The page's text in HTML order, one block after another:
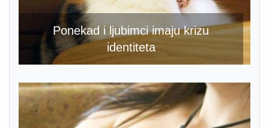
Ponekad i ljubimci imaju krizu
identiteta